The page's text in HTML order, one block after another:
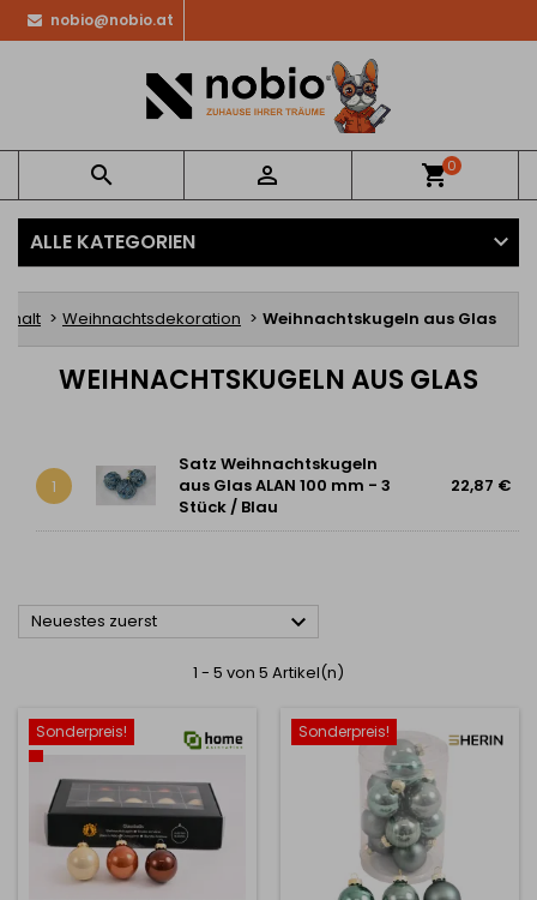
nobio@nobio.at
  shopping_cart0
ALLE KATEGORIEN
Weihnachtsdekoration Weihnachtskugeln aus Glas
WEIHNACHTSKUGELN AUS GLAS
1
Satz Weihnachtskugeln
aus Glas ALAN 100 mm - 3
Stück / Blau
22,87 €
Neuestes zuerst 
1 - 5 von 5 Artikel(n)
Sonderpreis! Sonderpreis!